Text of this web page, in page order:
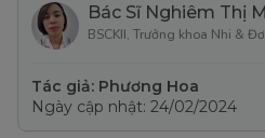
Bác Sĩ Nghiêm Thị
BSCKII, Trưởng khoa Nhi &
Tác giả: Phương Hoa
Ngày cập nhật: 24/02/2024